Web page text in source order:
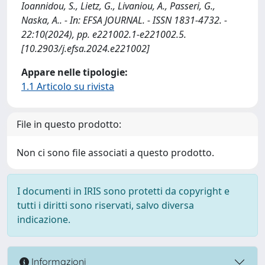
Ioannidou, S., Lietz, G., Livaniou, A., Passeri, G.,
Naska, A.. - In: EFSA JOURNAL. - ISSN 1831-4732. -
22:10(2024), pp. e221002.1-e221002.5.
[10.2903/j.efsa.2024.e221002]
Appare nelle tipologie:
1.1 Articolo su rivista
File in questo prodotto:
Non ci sono file associati a questo prodotto.
I documenti in IRIS sono protetti da copyright e
tutti i diritti sono riservati, salvo diversa
indicazione.
Informazioni